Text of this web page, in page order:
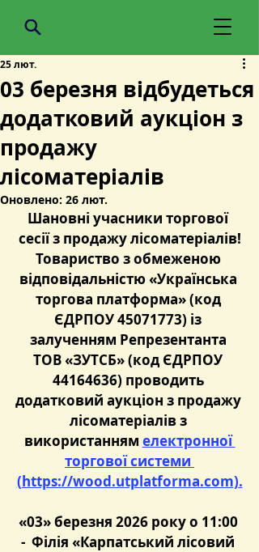
03 березня відбудеться
додатковий аукціон з
продажу
лісоматеріалів
25 лют.
Оновлено: 26 лют.
Шановні учасники торгової
сесії з продажу лісоматеріалів!
Товариство з обмеженою
відповідальністю «Українська
торгова платформа» (код
ЄДРПОУ 45071773) із
залученням Репрезентанта
ТОВ «ЗУТСБ» (код ЄДРПОУ
44164636) проводить
додатковий аукціон з продажу
лісоматеріалів з
використанням електронної
торгової системи
(https://wood.utplatforma.com).
«03» березня 2026 року о 11:00
-  Філія «Карпатський лісовий